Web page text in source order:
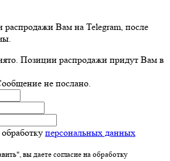
Вам на Telegram, после
Позиции распродажи придут Вам в
не послано.
персональных данных
вы даете согласие на обработку